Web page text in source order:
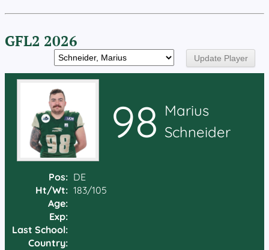
GFL2 2026
98 Marius
Schneider
Pos: DE
Ht/Wt: 183/105
Age:
Exp:
Last School:
Country: